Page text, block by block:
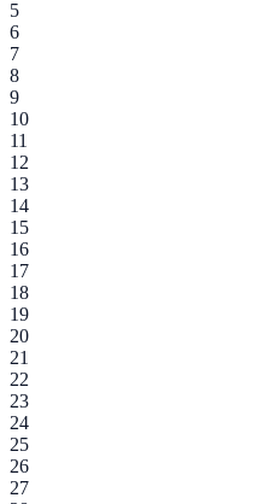
5
6
7
8
9
10
11
12
13
14
15
16
17
18
19
20
21
22
23
24
25
26
27